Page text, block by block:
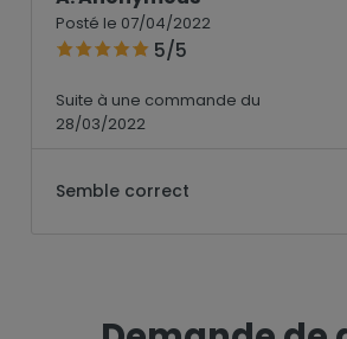
Posté le 07/04/2022
5/5
Suite à une commande du
28/03/2022
Semble correct